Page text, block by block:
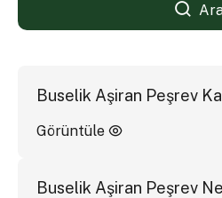
Buselik Aşiran Peşrev
Görüntüle
Buselik Aşiran Peşrev